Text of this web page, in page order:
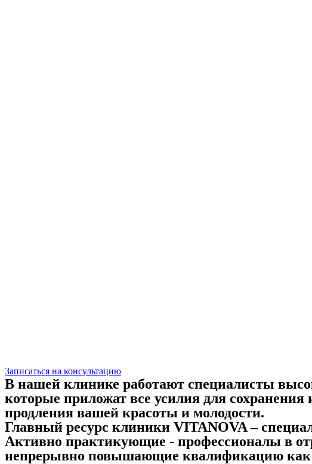
Записаться на консультацию
В нашей клинике работают специалисты
которые приложат все усилия для сохранения
продления вашей красоты и молодости.
Главный ресурс клиники VITANOVA –
Активно практикующие - профессионалы в
непрерывно повышающие квалификацию как